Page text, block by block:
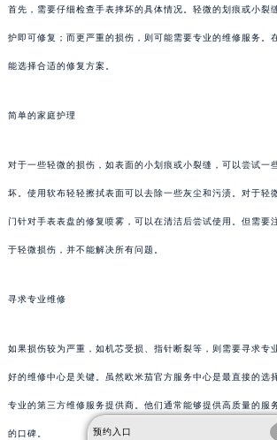
首先，需要仔细检查手表摔坏的具体情况。轻微的划痕或小裂
护即可修复；而更严重的损伤，则可能需要专业的维修服务。
能选择合适的修复方案。
简单的家庭护理
对于一些轻微的损伤，如表面的小划痕或小裂缝，可以尝试一
坏。使用软布轻轻擦拭表面可以去除一些灰尘和污渍。对于轻
门针对手表表盘的修复喷雾，可以在清洁后尝试使用。但需要
于轻微损伤，并不能解决所有问题。
寻求专业维修
如果损伤较为严重，如机芯受损、指针断裂等，则需要寻求专
好的维修中心是关键。虽然欧米茄官方服务中心是最直接的选
专业的第三方维修服务提供商。他们通常能够提供高质量的服
的口碑。 预约入口